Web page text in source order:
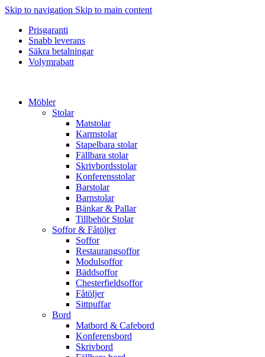
Skip to navigation Skip to main content
Prisgaranti
Snabb leverans
Säkra betalningar
Volymrabatt
Möbler
Stolar
Matstolar
Karmstolar
Stapelbara stolar
Fällbara stolar
Skrivbordsstolar
Konferensstolar
Barstolar
Barnstolar
Bänkar & Pallar
Tillbehör Stolar
Soffor & Fåtöljer
Soffor
Restaurangsoffor
Modulsoffor
Bäddsoffor
Chesterfieldsoffor
Fåtöljer
Sittpuffar
Bord
Matbord & Cafebord
Konferensbord
Skrivbord